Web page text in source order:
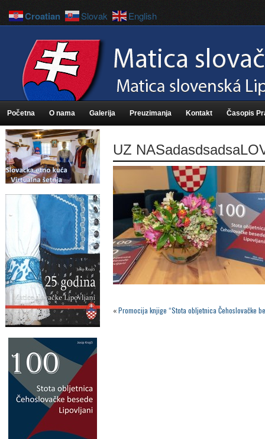
Početna O nama Galerija Preuzimanja Kontakt Časopis
UZ
«Promocija knjige “Stota obljetnica Čehoslovačke
Croatian Slovak English